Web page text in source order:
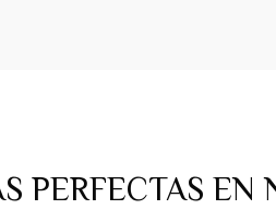
PERFECTAS EN